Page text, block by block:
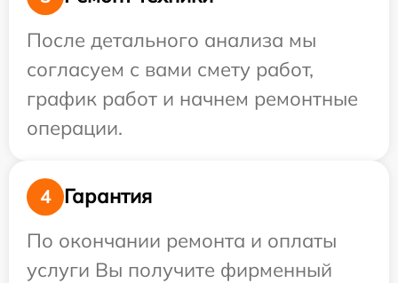
После детального анализа мы
согласуем с вами смету работ,
график работ и начнем ремонтные
операции.
4
Гарантия
По окончании ремонта и оплаты
услуги Вы получите фирменный